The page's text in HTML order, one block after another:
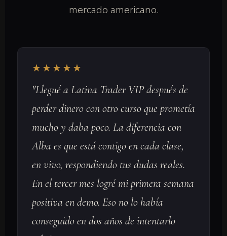
mercado americano.
★★★★★
"Llegué a Latina Trader VIP después de
perder dinero con otro curso que prometía
mucho y daba poco. La diferencia con
Alba es que está contigo en cada clase,
en vivo, respondiendo tus dudas reales.
En el tercer mes logré mi primera semana
positiva en demo. Eso no lo había
conseguido en dos años de intentarlo